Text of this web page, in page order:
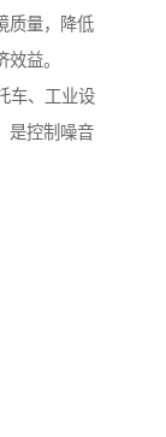
质量，降低
益。
车、工业设
是控制噪音